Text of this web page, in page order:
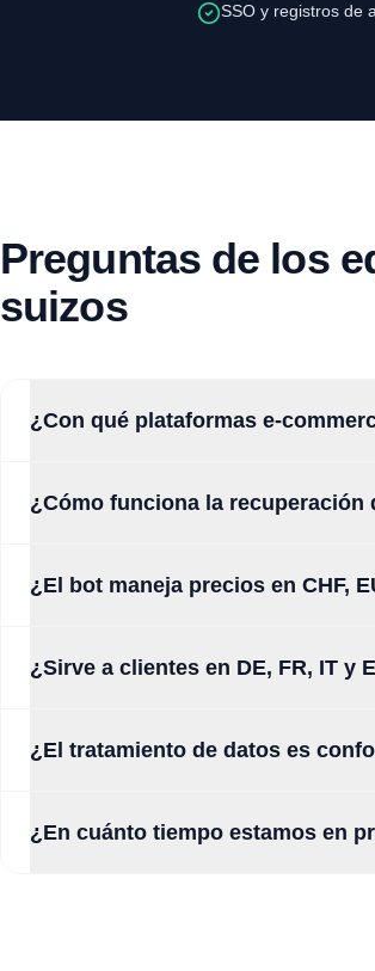
SSO y registros de
Preguntas de los
suizos
¿Con qué plataformas e-
¿Cómo funciona la recuperación
¿El bot maneja precios en CHF,
¿Sirve a clientes en DE, FR, IT y
¿El tratamiento de datos es
¿En cuánto tiempo estamos en